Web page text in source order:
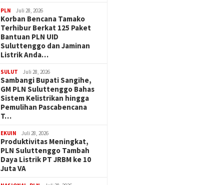
PLN Juli 28, 2026
Korban Bencana Tamako
Terhibur Berkat 125 Paket
Bantuan PLN UID
Suluttenggo dan Jaminan
Listrik Anda…
SULUT Juli 28, 2026
Sambangi Bupati Sangihe,
GM PLN Suluttenggo Bahas
Sistem Kelistrikan hingga
Pemulihan Pascabencana
T…
EKUIN Juli 28, 2026
Produktivitas Meningkat,
PLN Suluttenggo Tambah
Daya Listrik PT JRBM ke 10
Juta VA